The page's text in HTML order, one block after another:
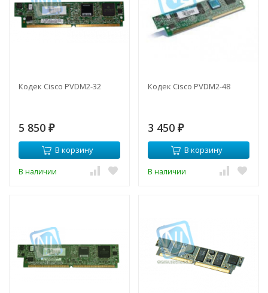
Кодек Cisco PVDM2-32
5 850 ₽
В корзину
В наличии
Кодек Cisco PVDM2-48
3 450 ₽
В корзину
В наличии